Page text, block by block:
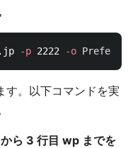
-p 2222 -o
す。以下コマンドを実
ら 3 行目 wp までを